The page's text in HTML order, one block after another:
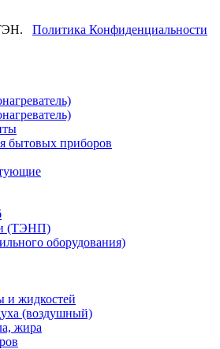
Политика Конфиденциальности
бытовых приборов
(ТЭНП)
оборудования)
и жидкостей
(воздушный)
жира